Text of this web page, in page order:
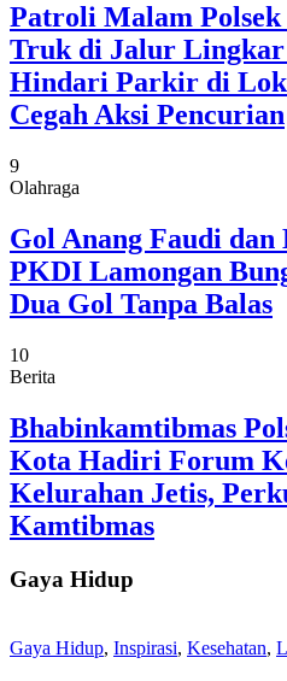
Patroli Malam Polsek
Truk di Jalur
Hindari Parkir di
Cegah Aksi Pencurian
9
Olahraga
Gol Anang Faudi dan
PKDI Lamongan
Dua Gol Tanpa Balas
10
Berita
Bhabinkamtibmas
Kota Hadiri Forum
Kelurahan Jetis,
Kamtibmas
Gaya Hidup
Gaya Hidup, Inspirasi, Kesehatan,